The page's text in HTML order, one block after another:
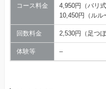
コース料金
4,950円（バリ
10,450円（ルル
回数料金 2,530円（足つ
体験等 –